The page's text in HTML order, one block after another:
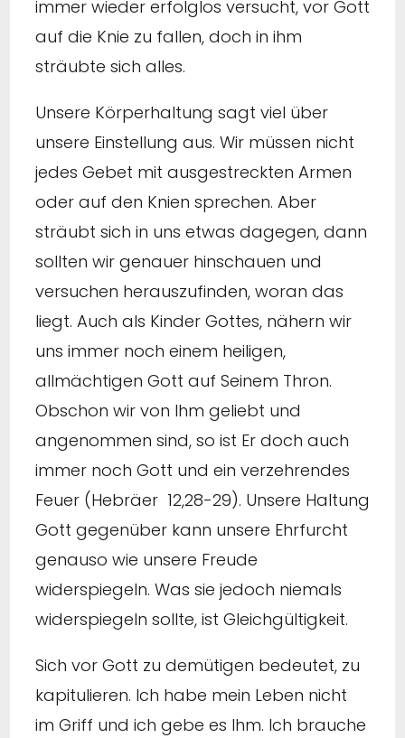
immer wieder erfolglos versucht, vor Gott
auf die Knie zu fallen, doch in ihm
sträubte sich alles.
Unsere Körperhaltung sagt viel über
unsere Einstellung aus. Wir müssen nicht
jedes Gebet mit ausgestreckten Armen
oder auf den Knien sprechen. Aber
sträubt sich in uns etwas dagegen, dann
sollten wir genauer hinschauen und
versuchen herauszufinden, woran das
liegt. Auch als Kinder Gottes, nähern wir
uns immer noch einem heiligen,
allmächtigen Gott auf Seinem Thron.
Obschon wir von Ihm geliebt und
angenommen sind, so ist Er doch auch
immer noch Gott und ein verzehrendes
Feuer (Hebräer 12,28-29). Unsere Haltung
Gott gegenüber kann unsere Ehrfurcht
genauso wie unsere Freude
widerspiegeln. Was sie jedoch niemals
widerspiegeln sollte, ist Gleichgültigkeit.
Sich vor Gott zu demütigen bedeutet, zu
kapitulieren. Ich habe mein Leben nicht
im Griff und ich gebe es Ihm. Ich brauche